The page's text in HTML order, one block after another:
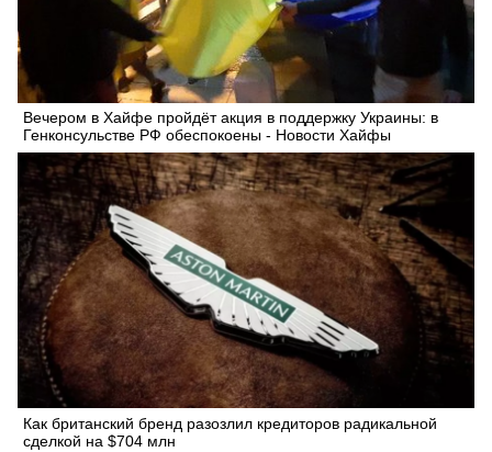
Вечером в Хайфе пройдёт акция в поддержку Украины: в
Генконсульстве РФ обеспокоены - Новости Хайфы
Как британский бренд разозлил кредиторов радикальной
сделкой на $704 млн